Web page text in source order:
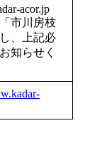
acor.jp
市川房枝
、上記必
知らせく